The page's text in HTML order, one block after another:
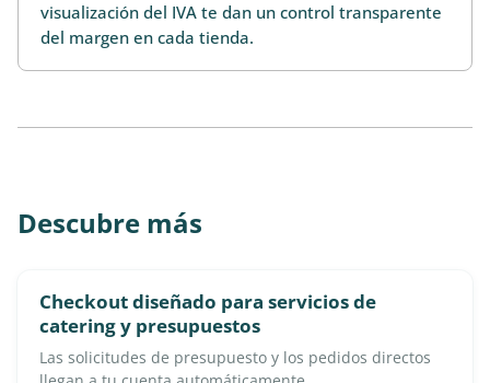
visualización del IVA te dan un control transparente
del margen en cada tienda.
Descubre más
Checkout diseñado para servicios de
catering y presupuestos
Las solicitudes de presupuesto y los pedidos directos